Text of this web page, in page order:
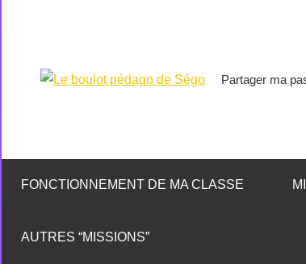
Partager ma
FONCTIONNEMENT DE MA CLASSE
AUTRES “MISSIONS”